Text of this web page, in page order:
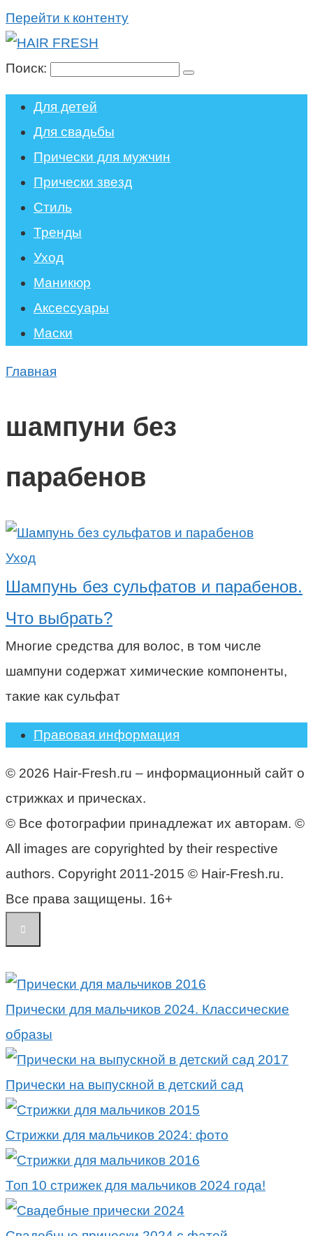
Перейти к контенту
Поиск:
Для детей
Для свадьбы
Прически для мужчин
Прически звезд
Стиль
Тренды
Уход
Маникюр
Аксессуары
Маски
Главная
шампуни без
парабенов
Уход
Шампунь без сульфатов и парабенов.
Что выбрать?
Многие средства для волос, в том числе
шампуни содержат химические компоненты,
такие как сульфат
Правовая информация
© 2026 Hair-Fresh.ru – информационный сайт о
стрижках и прическах.
© Все фотографии принадлежат их авторам. ©
All images are copyrighted by their respective
authors. Copyright 2011-2015 © Hair-Fresh.ru.
Все права защищены. 16+
Прически для мальчиков 2024. Классические
образы
Прически на выпускной в детский сад
Стрижки для мальчиков 2024: фото
Топ 10 стрижек для мальчиков 2024 года!